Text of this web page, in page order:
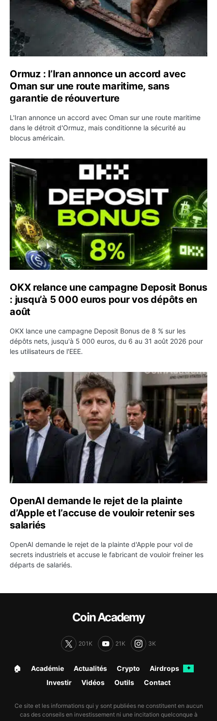
Ormuz : l’Iran annonce un accord avec
Oman sur une route maritime, sans
garantie de réouverture
L'Iran annonce un accord avec Oman sur une route maritime
dans le détroit d'Ormuz, mais conditionne la sécurité au
blocus américain.
OKX relance une campagne Deposit Bonus : jusqu’à 5
OKX relance une campagne Deposit Bonus
: jusqu’à 5 000 euros pour vos dépôts en
août
OKX lance une campagne Deposit Bonus de 8 % sur les
dépôts nets, jusqu'à 5 000 euros, du 6 au 31 août 2026 pour
les utilisateurs de l'EEE.
OpenAI demande le rejet de la plainte d’Apple et
OpenAI demande le rejet de la plainte
d’Apple et l’accuse de vouloir retenir ses
salariés
OpenAI demande le rejet de la plainte d'Apple pour vol de
secrets industriels et accuse le fabricant de vouloir freiner les
départs de salariés.
Coin Academy
201K 21K 3K
🏠︎ Académie Actualités Crypto Airdrops ✦
Investir Vidéos Outils Contact
Ce site et les informations qui y sont publiées ne constituent en aucun
cas des conseils en investissement ni une incitation quelconque à